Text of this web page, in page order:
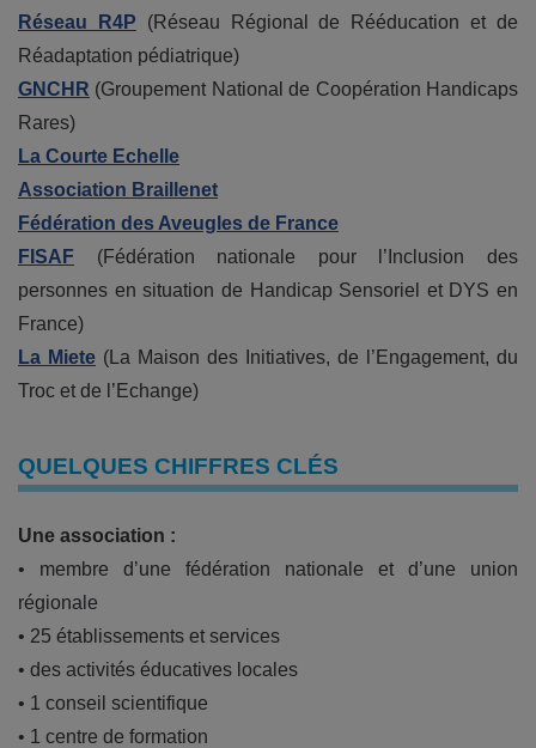
Réseau R4P (Réseau Régional de Rééducation et de
Réadaptation pédiatrique)
GNCHR (Groupement National de Coopération Handicaps
Rares)
La Courte Echelle
Association Braillenet
Fédération des Aveugles de France
FISAF (Fédération nationale pour l’Inclusion des
personnes en situation de Handicap Sensoriel et DYS en
France)
La Miete (La Maison des Initiatives, de l’Engagement, du
Troc et de l’Echange)
QUELQUES CHIFFRES CLÉS
Une association :
• membre d’une fédération nationale et d’une union
régionale
• 25 établissements et services
• des activités éducatives locales
• 1 conseil scientifique
• 1 centre de formation